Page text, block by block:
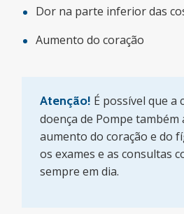
Dor na parte inferior das
Aumento do coração
Atenção! É possível que a
doença de Pompe também
aumento do coração e do
os exames e as consultas
sempre em dia.